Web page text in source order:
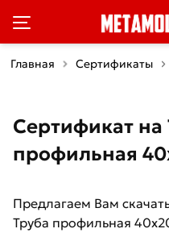
Главная Сертификаты
Сертификат на
профильная
Предлагаем Вам
Труба профильная